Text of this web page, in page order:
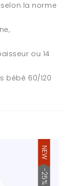
la norme
ou 14
bébé 60/120
NEW
-25%